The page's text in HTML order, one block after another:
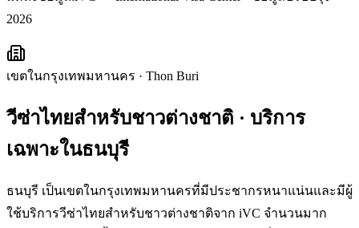
2026
เขตในกรุงเทพมหานคร · Thon Buri
วีซ่าไทยสำหรับชาวต่างชาติ · บริการ
เฉพาะในธนบุรี
ธนบุรี เป็นเขตในกรุงเทพมหานครที่มีประชากรหนาแน่นและมีผู้
ใช้บริการวีซ่าไทยสำหรับชาวต่างชาติจาก iVC จำนวนมาก